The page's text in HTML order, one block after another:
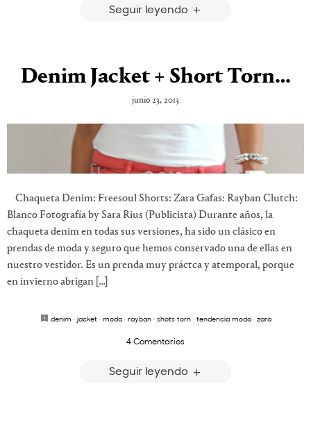
Seguir leyendo
Denim Jacket + Short Torn…
junio 23, 2013
Chaqueta Denim: Freesoul Shorts: Zara Gafas: Rayban Clutch:
Blanco Fotografía by Sara Rius (Publicista) Durante años, la
chaqueta denim en todas sus versiones, ha sido un clásico en
prendas de moda y seguro que hemos conservado una de ellas en
nuestro vestidor. Es un prenda muy práctca y atemporal, porque
en invierno abrigan […]
denim · jacket· moda· rayban· shots torn· tendencia moda· zara
4 Comentarios
Seguir leyendo